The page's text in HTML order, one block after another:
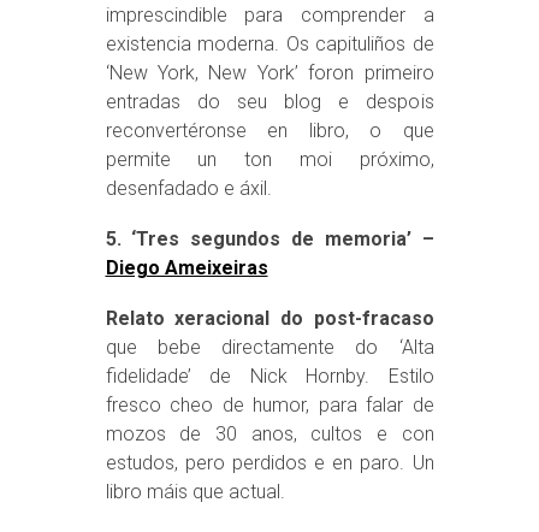
imprescindible para comprender a
existencia moderna. Os capituliños de
‘New York, New York’ foron primeiro
entradas do seu blog e despois
reconvertéronse en libro, o que
permite un ton moi próximo,
desenfadado e áxil.
5. ‘Tres segundos de memoria’ –
Diego Ameixeiras
Relato xeracional do post-fracaso
que bebe directamente do ‘Alta
fidelidade’ de Nick Hornby. Estilo
fresco cheo de humor, para falar de
mozos de 30 anos, cultos e con
estudos, pero perdidos e en paro. Un
libro máis que actual.